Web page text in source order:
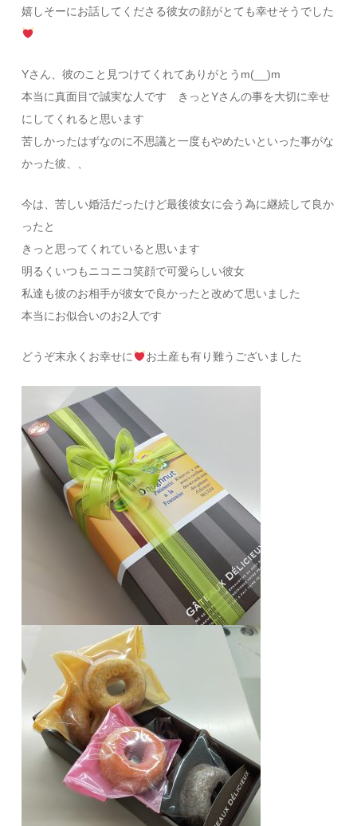
嬉しそーにお話してくださる彼女の顔がとても幸せそうでした
Yさん、彼のこと見つけてくれてありがとうm(__)m
本当に真面目で誠実な人です きっとYさんの事を大切に幸せ
にしてくれると思います
苦しかったはずなのに不思議と一度もやめたいといった事がな
かった彼、、
今は、苦しい婚活だったけど最後彼女に会う為に継続して良か
ったと
きっと思ってくれていると思います
明るくいつもニコニコ笑顔で可愛らしい彼女
私達も彼のお相手が彼女で良かったと改めて思いました
本当にお似合いのお2人です
どうぞ末永くお幸せに お土産も有り難うございました